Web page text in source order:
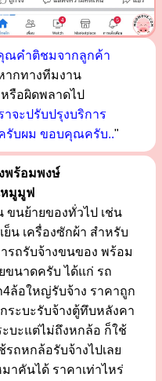
ณคำติชมจากลูกค้า
ากทางทีมงาน
รือผิดพลาดไป
าจะปรับปรุงบริการ
รับผม ขอบคุณครับ.."
พร้อมพงษ์
มูมูฟ
นย้ายของทั่วไป เช่น
ย็น เครื่องซักผ้า สำหรับ
รถรับจ้างขนของ พร้อม
ขนาดครับ ได้แก่ รถ
4ล้อใหญ่รับจ้าง ราคาถูก
ะบะรับจ้างตู้ทึบหลังคา
บะแต่ไม่ถึงหกล้อ ก็ใช้
ถหกล้อรับจ้างไปเลย
าคันได้ ราคาเท่าไหร่